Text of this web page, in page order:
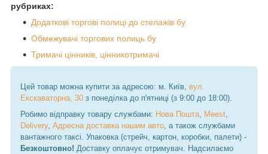
рубриках:
Додаткові торгові полиці до стелажів бу
Обмежувачі торгових полиць бу
Тримачі цінників, цінникотримачі
Цей товар можна купити за адресою: м. Київ, вул.
Екскаваторна, 30 з понеділка до п'ятниці (з 9:00 до 18:00).
Робимо відправку товару службами: Нова Пошта Meest
Delivery, Адресна доставка нашим авто , а також службами
вантажного таксі. Упаковка (стрейч, картон, коробки, палети) -
Безкоштовно! Доставку оплачує отримувач. Надсилаємо